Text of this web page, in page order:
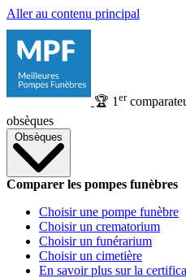
Aller au contenu principal
🏆 1 er
obsèques
Obsèques
Comparer les pompes funèbres
Choisir une pompe funèbre
Choisir un crematorium
Choisir un funérarium
Choisir un cimetière
En savoir plus sur la